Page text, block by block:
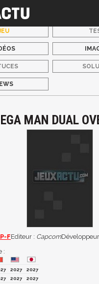
MAN DUAL
FEditeur : Capcom
:
2027
2027
2027
2027